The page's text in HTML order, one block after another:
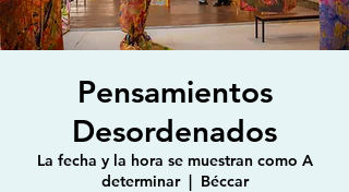
Pensamientos
Desordenados
La fecha y la hora se muestran como A
determinar
  |
Béccar